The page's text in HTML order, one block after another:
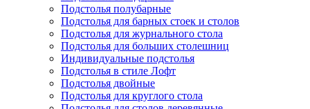
Подстолья полубарные
Подстолья для барных стоек и столов
Подстолья для журнального стола
Подстолья для больших столешниц
Индивидуальные подстолья
Подстолья в стиле Лофт
Подстолья двойные
Подстолья для круглого стола